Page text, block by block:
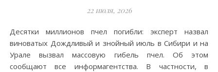
22 июля, 2026
Десятки миллионов пчел погибли: эксперт назвал
виноватых Дождливый и знойный июль в Сибири и на
Урале вызвал массовую гибель пчел. Об этом
сообщают все информагентства. В частности, в